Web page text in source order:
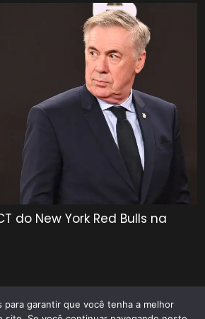
do New York Red Bulls na
para garantir que você tenha a melhor